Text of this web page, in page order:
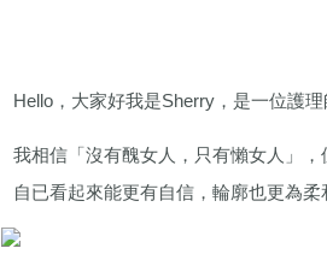
Hello，大家好我是Sherry，是一位護
我相信「沒有醜女人，只有懶女人」
自已看起來能更有自信，輪廓也更為柔